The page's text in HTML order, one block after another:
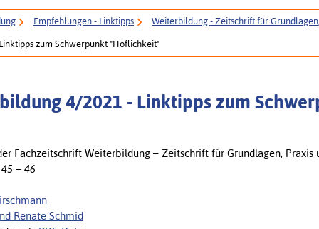
Empfehlungen - Linktipps Weiterbildung - Zeitschrift für
zum Schwerpunkt "Höflichkeit"
4/2021 - Linktipps zum
Fachzeitschrift Weiterbildung – Zeitschrift für Grundlagen, Praxis
– 46
Renate Schmid